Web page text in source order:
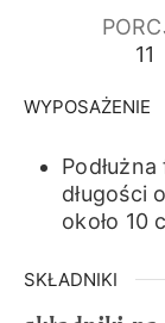
11
WYPOSAŻENIE
długości
około 10
SKŁADNIKI